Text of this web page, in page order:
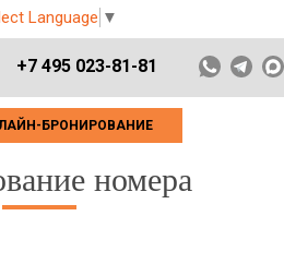
Language ▼
+7 495 023-81-81
БРОНИРОВАНИЕ
номера